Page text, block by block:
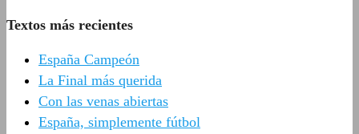
Textos más recientes
España Campeón
La Final más querida
Con las venas abiertas
España, simplemente fútbol